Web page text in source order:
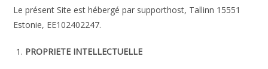
Le présent Site est hébergé par supporthost, Tallinn 15551
Estonie, EE102402247.
PROPRIETE INTELLECTUELLE